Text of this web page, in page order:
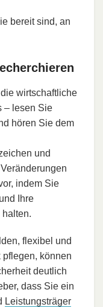
bereit sind, an
wirtschaftliche
– lesen Sie
hören Sie dem
und
indem Sie
Ihre
flexibel und
können
deutlich
dass Sie ein
Leistungsträger